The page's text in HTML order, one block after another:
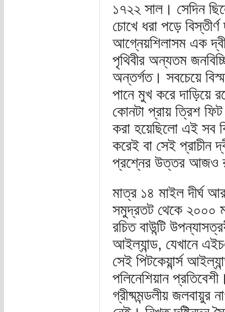
১৭২২ সাল। সেদিন
চোখে ধরা পড়ে
আগ্নেয়শিলাসম এক
পৃথিবীর অন্যতম
অন্তর্গত। সবচেয়ে
পানে মুখ করে দাড়িয়ে
কোনটা প্রায় ত্রিশ
করা হয়েছিলো এই সব
করেই বা সেই প্রাচীন
প্রশ্নের উত্তর আজও
মাত্র ১৪ মাইল দীর্ঘ
সমুদ্রতট থেকে ২০০০
রচিত বাউন্টি
আইল্যান্ড, যেখানে
সেই পিটকেয়ার্ন্স
পলিনেশিয়ান
গ্রীষ্মমন্ডলীয় জলবায়ুর